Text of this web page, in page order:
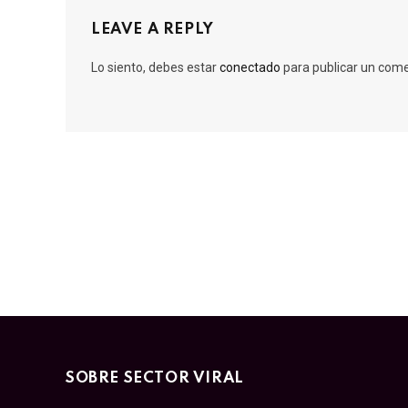
LEAVE A REPLY
Lo siento, debes estarconectado para publicar un
SOBRE SECTOR VIRAL